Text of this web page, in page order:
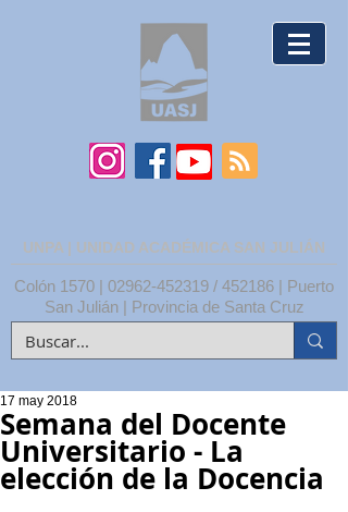
UNPA | UNIDAD ACADÉMICA SAN JULIÁN
Colón 1570 | 02962-452319 / 452186 | Puerto
San Julián | Provincia de Santa Cruz
Semana del Docente
Universitario - La
elección de la Docencia
17 may 2018